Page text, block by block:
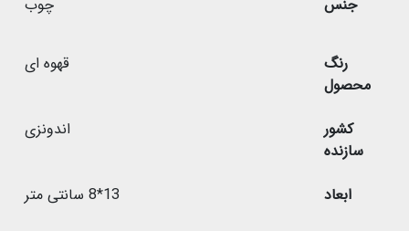
جنس چوب
رنگ
محصول
قهوه ای
کشور
سازنده
اندونزی
ابعاد 13*8 سانتی متر